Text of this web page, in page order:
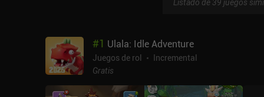
Listado de 39 juegos
#1 Ulala: Idle Adventure
Juegos de rol
Incremental
Gratis